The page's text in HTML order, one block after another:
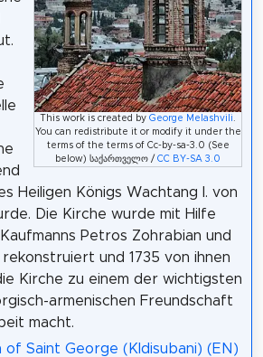
This work is created byGeorge Melashvili .
You can redistribute it or modify it under the
terms of the terms of Cc-by-sa-3.0 (See
below) საქართველო /CC BY-SA 3.0
Heiligen Königs Wachtang I. von
Die Kirche wurde mit Hilfe
Petros Zohrabian und
und 1735 von ihnen
Kirche zu einem der wichtigsten
armenischen Freundschaft
macht.
of Saint George (Kldisubani) (EN)